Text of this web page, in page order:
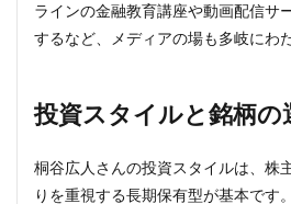
ラインの金融教育講座や動画配信サ
するなど、メディアの場も多岐にわ
投資スタイルと銘柄の
桐谷広人さんの投資スタイルは、株
りを重視する長期保有型が基本です